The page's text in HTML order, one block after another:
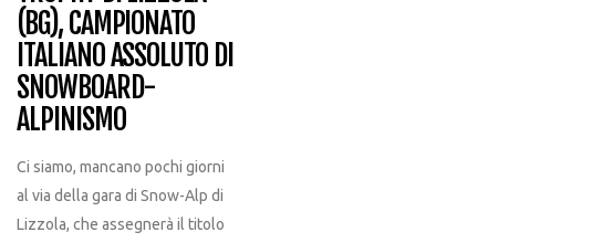
(BG), CAMPIONATO
ITALIANO ASSOLUTO DI
SNOWBOARD-
ALPINISMO
Ci siamo, mancano pochi giorni
al via della gara di Snow-Alp di
Lizzola, che assegnerà il titolo